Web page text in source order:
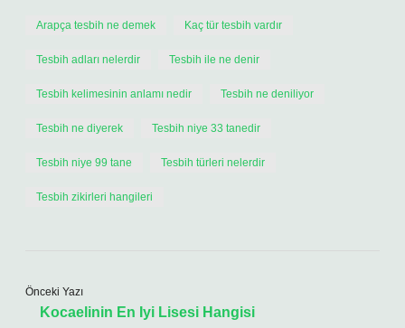
Arapça tesbih ne demek Kaç tür tesbih vardır
Tesbih adları nelerdir Tesbih ile ne denir
Tesbih kelimesinin anlamı nedir Tesbih ne deniliyor
Tesbih ne diyerek Tesbih niye 33 tanedir
Tesbih niye 99 tane Tesbih türleri nelerdir
Tesbih zikirleri hangileri
Önceki Yazı
Kocaelinin En Iyi Lisesi Hangisi